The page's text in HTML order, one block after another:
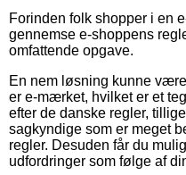
Forinden folk shopper i en
gennemse e-shoppens
omfattende opgave.
En nem løsning kunne
er e-mærket, hvilket er et
efter de danske regler,
sagkyndige som er meget
regler. Desuden får du
udfordringer som følge af